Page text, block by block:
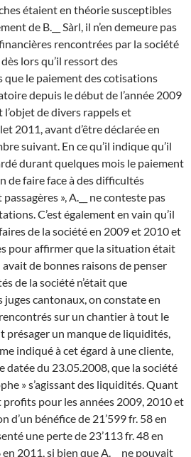
étaient en théorie susceptibles
de B.__ Sàrl, il n’en demeure pas
rencontrées par la société
lors qu’il ressort des
le paiement des cotisations
depuis le début de l’année 2009
de divers rappels et
2011, avant d’être déclarée en
suivant. En ce qu’il indique qu’il
durant quelques mois le paiement
de faire face à des difficultés
», A.__ ne conteste pas
C’est également en vain qu’il
de la société en 2009 et 2010 et
pour affirmer que la situation était
de bonnes raisons de penser
de la société n’était que
cantonaux, on constate en
sur un chantier à tout le
présager un manque de liquidités,
indiqué à cet égard à une cliente,
datée du 23.05.2008, que la société
» s’agissant des liquidités. Quant
pour les années 2009, 2010 et
d’un bénéfice de 21’599 fr. 58 en
une perte de 23’113 fr. 48 en
2011, si bien que A.__ ne pouvait